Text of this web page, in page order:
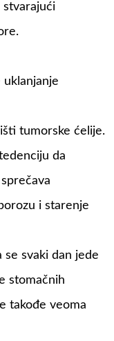
stvarajući
uklanjanje
tumorske ćelije.
da
i starenje
svaki dan jede
stomačnih
takođe veoma